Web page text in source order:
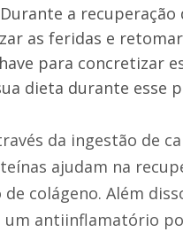
a
as feridas e
para concretizar
dieta durante esse
da ingestão de
ajudam na
colágeno. Além
antiinflamatório